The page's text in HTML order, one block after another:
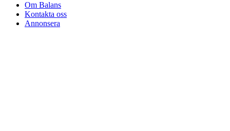
Om Balans
Kontakta oss
Annonsera